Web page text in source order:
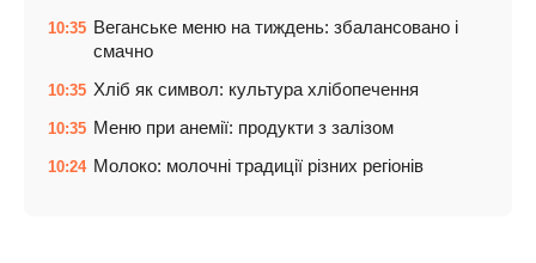
10:35 Веганське меню на тиждень: збалансовано і
смачно
10:35 Хліб як символ: культура хлібопечення
10:35 Меню при анемії: продукти з залізом
10:24 Молоко: молочні традиції різних регіонів